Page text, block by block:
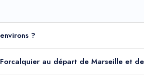
?
au départ de Marseille et